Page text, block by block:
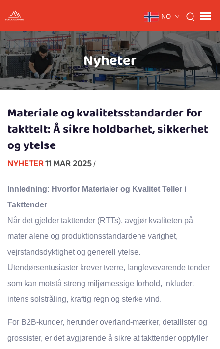
NO
Nyheter
Materiale og kvalitetsstandarder for
takttelt: Å sikre holdbarhet, sikkerhet
og ytelse
NYHETER11 MAR 2025/
Innledning: Hvorfor Materialer og Kvalitet Teller i
Takttender
Når det gjelder takttender (RTTs), avgjør kvaliteten på
materialene og produktionsstandardene varighet,
vejrstandsdyktighet og generell ytelse.
Utendørsentusiaster krever tverre, langlevevarende tender
som kan motstå streng miljømessige forhold, inkludert
intens solstråling, kraftig regn og sterke vind.
For B2B-kunder, herunder overland-mærker, detailister og
grossister, er det avgjørende å sikre at takttender oppfyller